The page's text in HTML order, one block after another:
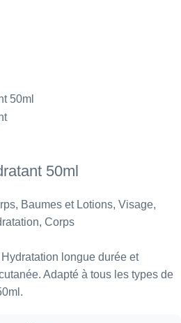
50ml
, Baumes et Lotions, Visage,
, Corps
longue durée et
Adapté à tous les types de